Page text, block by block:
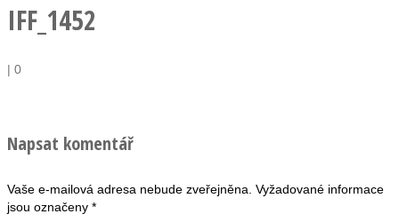
IFF_1452
| 0
Napsat komentář
Vaše e-mailová adresa nebude zveřejněna. Vyžadované informace
jsou označeny *